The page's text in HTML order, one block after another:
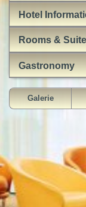
Hotel
Rooms &
Gastronomy
Galerie